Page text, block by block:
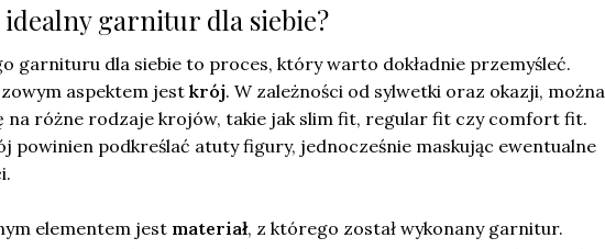
idealny garnitur dla siebie?
garnituru dla siebie to proces, który warto dokładnie przemyśleć.
aspektem jest krój. W zależności od sylwetki oraz okazji, można
na różne rodzaje krojów, takie jak slim fit, regular fit czy comfort fit.
powinien podkreślać atuty figury, jednocześnie maskując ewentualne
elementem jest materiał, z którego został wykonany garnitur.